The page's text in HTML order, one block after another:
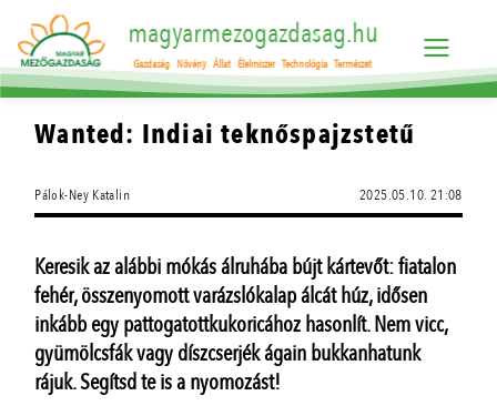
magyarmezogazdasag.hu
Gazdaság Növény Állat Élelmiszer Technológia Természet
Wanted: Indiai teknőspajzstetű
Pálok-Ney Katalin 2025.05.10. 21:08
Keresik az alábbi mókás álruhába bújt kártevőt: fiatalon
fehér, összenyomott varázslókalap álcát húz, idősen
inkább egy pattogatottkukoricához hasonlít. Nem vicc,
gyümölcsfák vagy díszcserjék ágain bukkanhatunk
rájuk. Segítsd te is a nyomozást!